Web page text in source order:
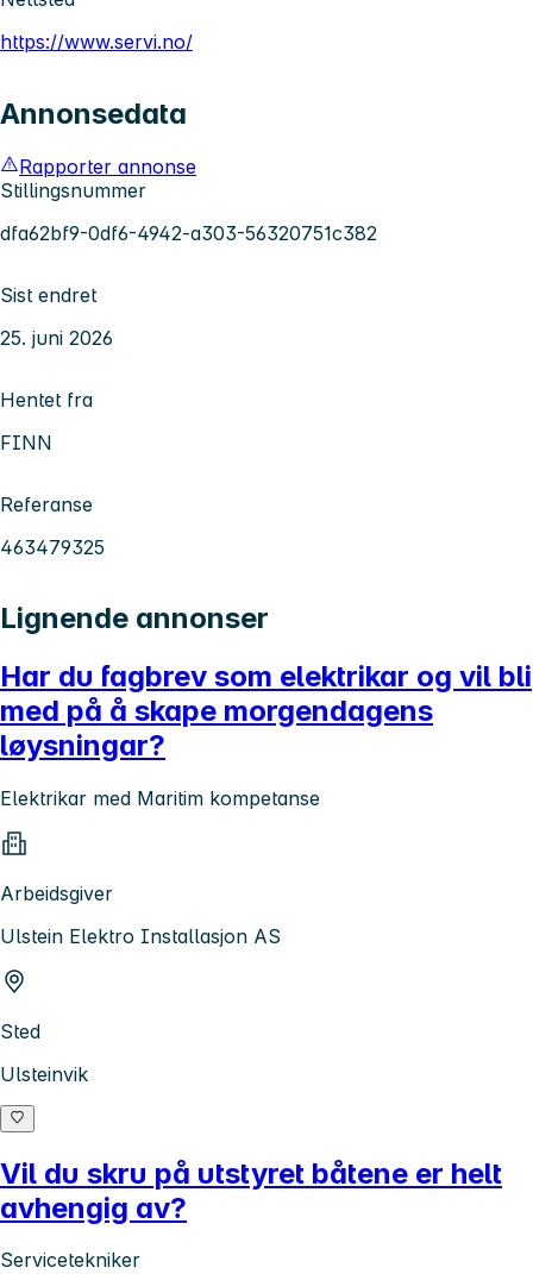
https://www.servi.no/
Annonsedata
Rapporter annonse
Stillingsnummer
dfa62bf9-0df6-4942-a303-56320751c382
Sist endret
25. juni 2026
Hentet fra
FINN
Referanse
463479325
Lignende annonser
Har du fagbrev som elektrikar og vil bli
med på å skape morgendagens
løysningar?
Elektrikar med Maritim kompetanse
Arbeidsgiver
Ulstein Elektro Installasjon AS
Sted
Ulsteinvik
Vil du skru på utstyret båtene er helt
avhengig av?
Servicetekniker